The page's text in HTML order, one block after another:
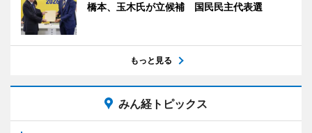
橋本、玉木氏が立候補 国民民主代表選
もっと見る
みん経トピックス